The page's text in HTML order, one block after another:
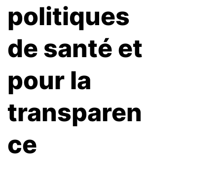
politiques
de santé et
pour la
transparen
ce